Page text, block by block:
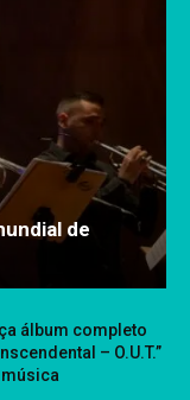
de
álbum completo
– O.U.T.”